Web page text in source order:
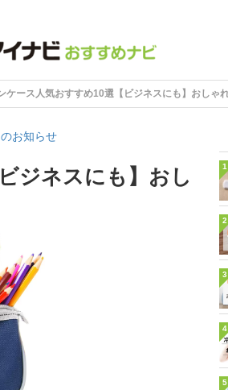
ケース人気おすすめ10選【ビジネスにも】おしゃ
お知らせ
ジネスにも】おし
1
2
3
4
5